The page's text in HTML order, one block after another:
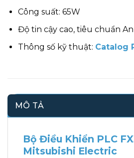
Công suất: 65W
Độ tin cậy cao, tiêu chuẩn
Thông số kỹ thuật: Catalog
MÔ TẢ
Bộ Điều Khiển PLC
Mitsubishi Electric